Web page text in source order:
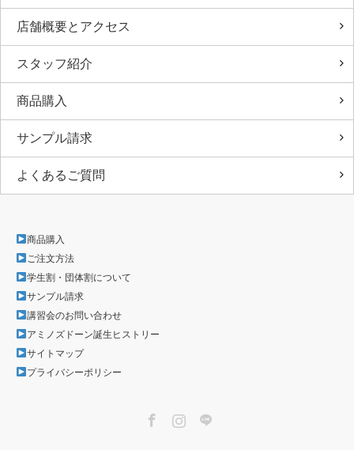
店舗概要とアクセス
スタッフ紹介
商品購入
サンプル請求
よくあるご質問
商品購入
ご注文方法
学生割・団体割について
サンプル請求
講習会のお問い合わせ
アミノズドーン誕生ヒストリー
サイトマップ
プライバシーポリシー